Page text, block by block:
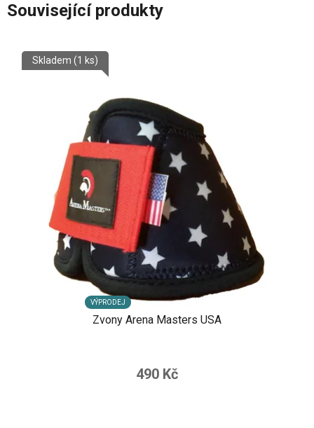
Související produkty
VÝPRODEJ
Zvony Arena Masters USA
Skladem (1 ks)
490 Kč